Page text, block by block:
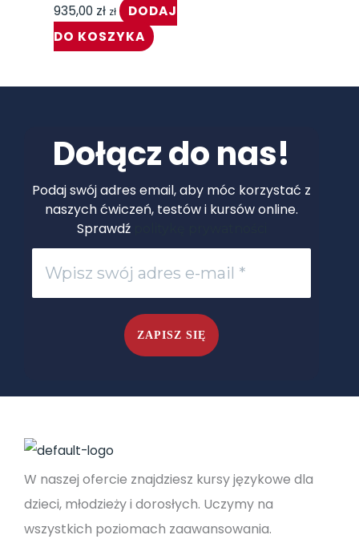
935,00 zł zł
DODAJ
DO KOSZYKA
Dołącz do nas!
Podaj swój adres email, aby móc korzystać z
naszych ćwiczeń, testów i kursów online.
Sprawdź
W naszej ofercie znajdziesz kursy językowe dla
dzieci, młodzieży i dorosłych. Uczymy na
wszystkich poziomach zaawansowania.